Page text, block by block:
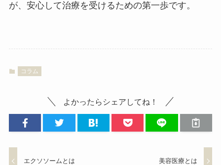
が、安心して治療を受けるための第一歩です。
コラム
よかったらシェアしてね！
エクソソームとは 美容医療とは